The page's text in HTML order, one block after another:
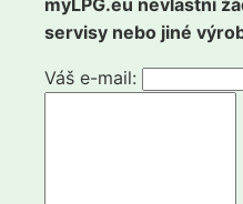
myLPG.eu nevlastní
servisy nebo jiné
Váš e-mail: